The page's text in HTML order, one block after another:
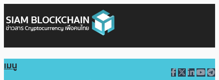
เมนู